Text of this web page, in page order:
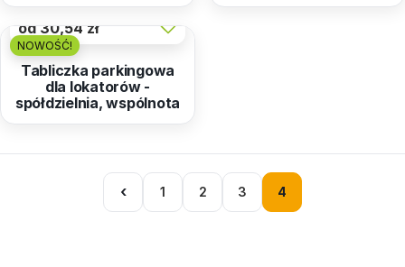
NOWOŚĆ!
od30,54 zł
Tabliczka parkingowa
dla lokatorów -
spółdzielnia, wspólnota
‹ 1 2 3 4